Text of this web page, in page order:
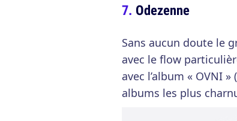
Odezenne
Sans aucun doute le
avec le flow
avec l’album « OVNI
albums les plus